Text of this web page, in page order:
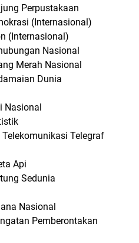
Perpustakaan
(Internasional)
(Internasional)
Nasional
Merah Nasional
Dunia
Nasional
Telegraf
Api
Sedunia
Nasional
Pemberontakan